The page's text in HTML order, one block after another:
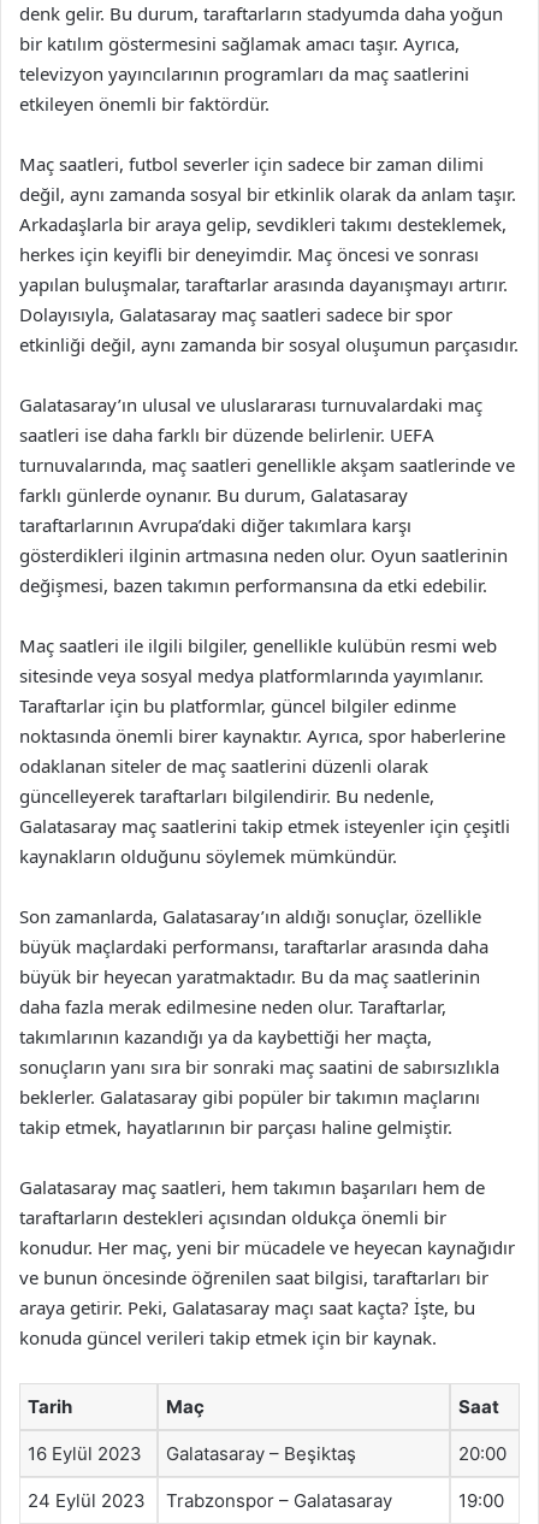
denk gelir. Bu durum, taraftarların stadyumda daha yoğun
bir katılım göstermesini sağlamak amacı taşır. Ayrıca,
televizyon yayıncılarının programları da maç saatlerini
etkileyen önemli bir faktördür.
Maç saatleri, futbol severler için sadece bir zaman dilimi
değil, aynı zamanda sosyal bir etkinlik olarak da anlam taşır.
Arkadaşlarla bir araya gelip, sevdikleri takımı desteklemek,
herkes için keyifli bir deneyimdir. Maç öncesi ve sonrası
yapılan buluşmalar, taraftarlar arasında dayanışmayı artırır.
Dolayısıyla, Galatasaray maç saatleri sadece bir spor
etkinliği değil, aynı zamanda bir sosyal oluşumun parçasıdır.
Galatasaray’ın ulusal ve uluslararası turnuvalardaki maç
saatleri ise daha farklı bir düzende belirlenir. UEFA
turnuvalarında, maç saatleri genellikle akşam saatlerinde ve
farklı günlerde oynanır. Bu durum, Galatasaray
taraftarlarının Avrupa’daki diğer takımlara karşı
gösterdikleri ilginin artmasına neden olur. Oyun saatlerinin
değişmesi, bazen takımın performansına da etki edebilir.
Maç saatleri ile ilgili bilgiler, genellikle kulübün resmi web
sitesinde veya sosyal medya platformlarında yayımlanır.
Taraftarlar için bu platformlar, güncel bilgiler edinme
noktasında önemli birer kaynaktır. Ayrıca, spor haberlerine
odaklanan siteler de maç saatlerini düzenli olarak
güncelleyerek taraftarları bilgilendirir. Bu nedenle,
Galatasaray maç saatlerini takip etmek isteyenler için çeşitli
kaynakların olduğunu söylemek mümkündür.
Son zamanlarda, Galatasaray’ın aldığı sonuçlar, özellikle
büyük maçlardaki performansı, taraftarlar arasında daha
büyük bir heyecan yaratmaktadır. Bu da maç saatlerinin
daha fazla merak edilmesine neden olur. Taraftarlar,
takımlarının kazandığı ya da kaybettiği her maçta,
sonuçların yanı sıra bir sonraki maç saatini de sabırsızlıkla
beklerler. Galatasaray gibi popüler bir takımın maçlarını
takip etmek, hayatlarının bir parçası haline gelmiştir.
Galatasaray maç saatleri, hem takımın başarıları hem de
taraftarların destekleri açısından oldukça önemli bir
konudur. Her maç, yeni bir mücadele ve heyecan kaynağıdır
ve bunun öncesinde öğrenilen saat bilgisi, taraftarları bir
araya getirir. Peki, Galatasaray maçı saat kaçta? İşte, bu
konuda güncel verileri takip etmek için bir kaynak.
Tarih Maç Saat
16 Eylül 2023 Galatasaray – Beşiktaş 20:00
24 Eylül 2023 Trabzonspor – Galatasaray 19:00